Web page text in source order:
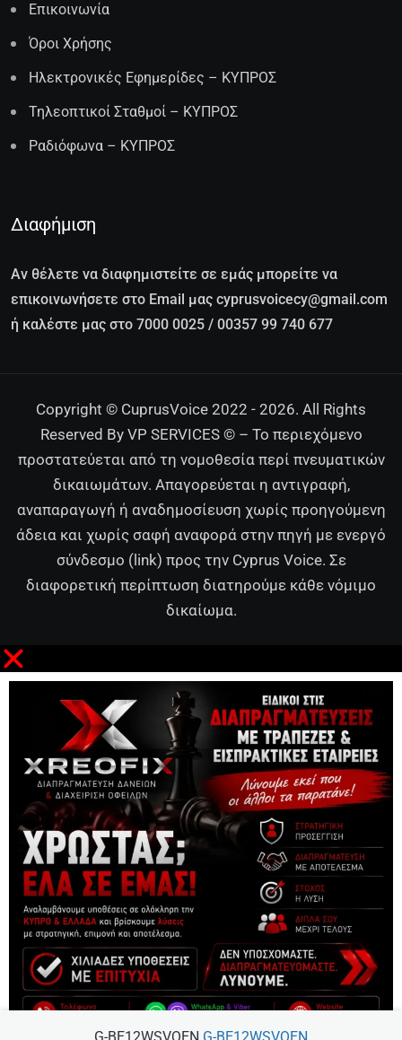
Επικοινωνία
Όροι Χρήσης
Ηλεκτρονικές Εφημερίδες – ΚΥΠΡΟΣ
Τηλεοπτικοί Σταθμοί – ΚΥΠΡΟΣ
Ραδιόφωνα – ΚΥΠΡΟΣ
Διαφήμιση
Αν θέλετε να διαφημιστείτε σε εμάς μπορείτε να
επικοινωνήσετε στο Email μας cyprusvoicecy@gmail.com
ή καλέστε μας στο 7000 0025 / 00357 99 740 677
Copyright © CuprusVoice 2022 - 2026. All Rights
Reserved By VP SERVICES © – Το περιεχόμενο
προστατεύεται από τη νομοθεσία περί πνευματικών
δικαιωμάτων. Απαγορεύεται η αντιγραφή,
αναπαραγωγή ή αναδημοσίευση χωρίς προηγούμενη
άδεια και χωρίς σαφή αναφορά στην πηγή με ενεργό
σύνδεσμο (link) προς την Cyprus Voice. Σε
διαφορετική περίπτωση διατηρούμε κάθε νόμιμο
δικαίωμα.